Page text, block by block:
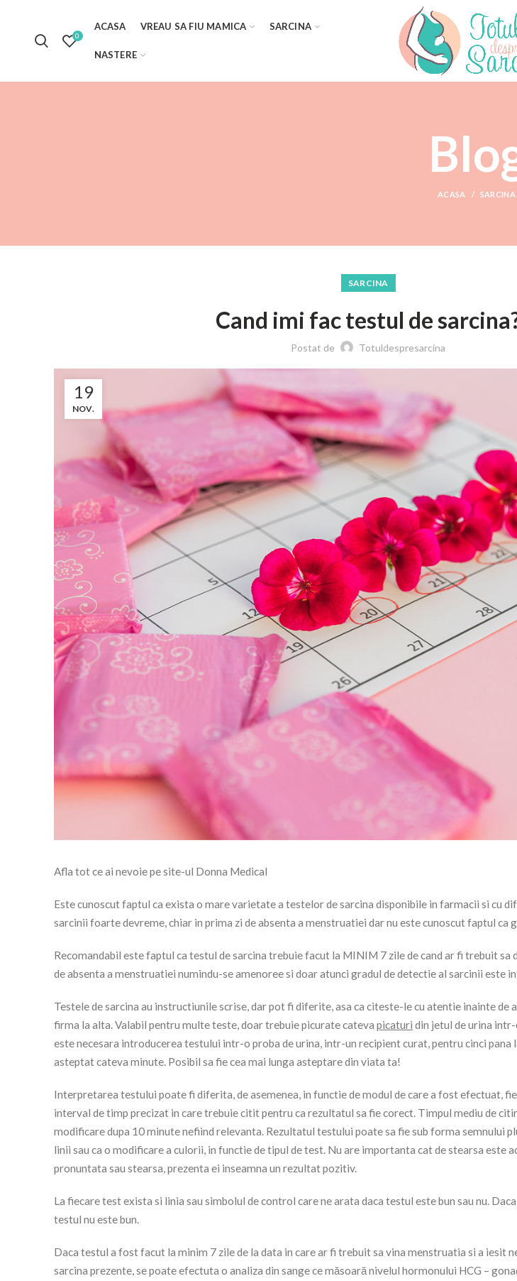
0
ACASA VREAU SA FIU MAMICA SARCINA
NASTERE
ACASA SARCINA
SARCINA
Cand imi fac testul de
Postat de Totuldespresarcina
19
NOV.
Afla tot ce ai nevoie pe site-ul Donna Medical
Este cunoscut faptul ca exista o mare varietate a testelor de sarcina disponibile in farmacii si cu
sarcinii foarte devreme, chiar in prima zi de absenta a menstruatiei dar nu este cunoscut faptul ca
Recomandabil este faptul ca testul de sarcina trebuie facut la MINIM 7 zile de cand ar fi trebuit sa
de absenta a menstruatiei numindu-se amenoree si doar atunci gradul de detectie al sarcinii este
Testele de sarcina au instructiunile scrise, dar pot fi diferite, asa ca citeste-le cu atentie inainte de
firma la alta. Valabil pentru multe teste, doar trebuie picurate cateva picaturi din jetul de urina
este necesara introducerea testului intr-o proba de urina, intr-un recipient curat, pentru cinci pana
asteptat cateva minute. Posibil sa fie cea mai lunga asteptare din viata ta!
Interpretarea testului poate fi diferita, de asemenea, in functie de modul de care a fost efectuat,
interval de timp precizat in care trebuie citit pentru ca rezultatul sa fie corect. Timpul mediu de
modificare dupa 10 minute nefiind relevanta. Rezultatul testului poate sa fie sub forma semnului
linii sau ca o modificare a culorii, in functie de tipul de test. Nu are importanta cat de stearsa este
pronuntata sau stearsa, prezenta ei inseamna un rezultat pozitiv.
La fiecare test exista si linia sau simbolul de control care ne arata daca testul este bun sau nu.
testul nu este bun.
Daca testul a fost facut la minim 7 zile de la data in care ar fi trebuit sa vina menstruatia si a iesit
sarcina prezente, se poate efectuta o analiza din sange ce măsoară nivelul hormonului HCG –